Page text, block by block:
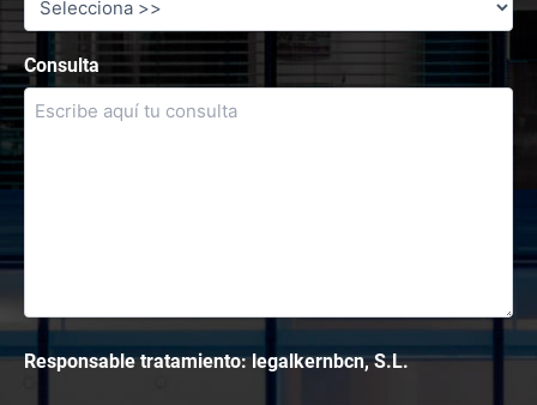
Consulta
Responsable tratamiento: legalkernbcn, S.L.